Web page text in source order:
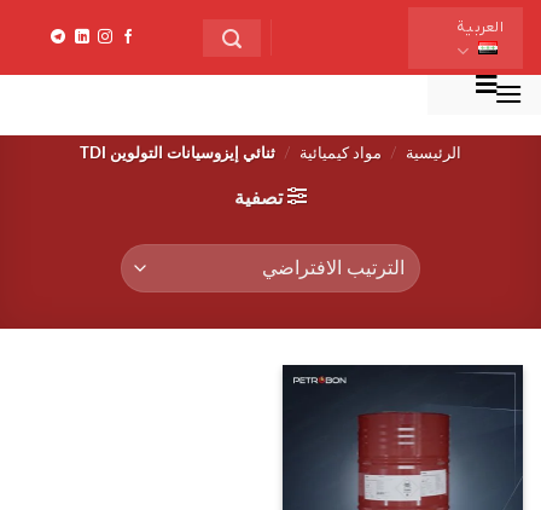
للمحتوى
العربية
الرئيسية / مواد كيميائية / ثنائي إيزوسيانات التولوين TDI
تصفية